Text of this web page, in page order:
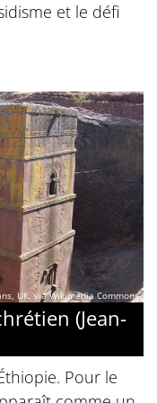
et le défi
UK, via Wikimedia Commons
(Jean-
Pour le